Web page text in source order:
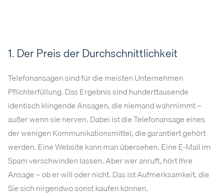
1. Der Preis der Durchschnittlichkeit
Telefonansagen sind für die meisten Unternehmen
Pflichterfüllung. Das Ergebnis sind hunderttausende
identisch klingende Ansagen, die niemand wahrnimmt –
außer wenn sie nerven. Dabei ist die Telefonansage eines
der wenigen Kommunikationsmittel, die garantiert gehört
werden. Eine Website kann man übersehen. Eine E-Mail im
Spam verschwinden lassen. Aber wer anruft, hört Ihre
Ansage – ob er will oder nicht. Das ist Aufmerksamkeit, die
Sie sich nirgendwo sonst kaufen können.